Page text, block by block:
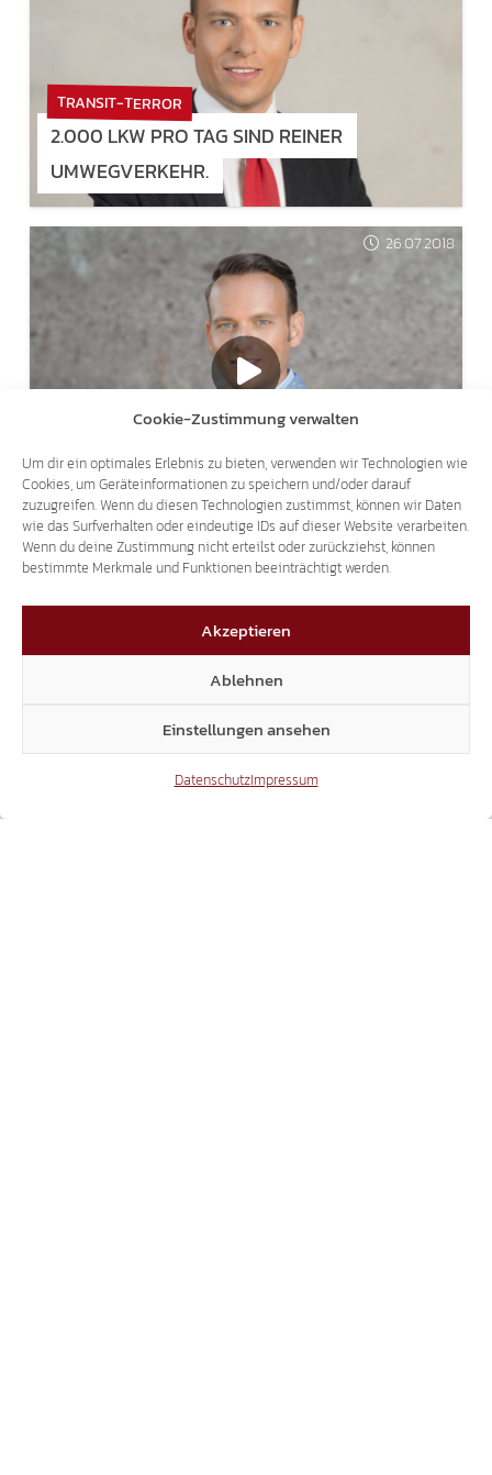
Cookie-Zustimmung verwalten
Um dir ein optimales Erlebnis zu bieten, verwenden wir Technologien wie
Cookies, um Geräteinformationen zu speichern und/oder darauf
zuzugreifen. Wenn du diesen Technologien zustimmst, können wir Daten
wie das Surfverhalten oder eindeutige IDs auf dieser Website verarbeiten.
Wenn du deine Zustimmung nicht erteilst oder zurückziehst, können
bestimmte Merkmale und Funktionen beeinträchtigt werden.
Akzeptieren
Ablehnen
Einstellungen ansehen
DatenschutzImpressum
TRANSIT-TERROR
2.000 LKW PRO TAG SIND REINER
UMWEGVERKEHR.
26.07.2018
SVEN KNOLL BEI RAI3 – "AGORÀ ESTATE"